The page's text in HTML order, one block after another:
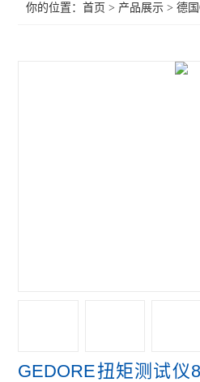
你的位置：首页 > 产品展示 >德
GEDORE扭矩测试仪